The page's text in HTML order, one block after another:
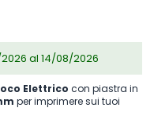
al 14/08/2026
Elettrico con piastra in
per imprimere sui tuoi